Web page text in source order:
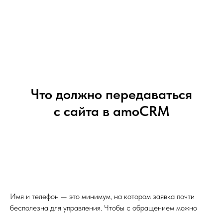
Что должно передаваться
с сайта в amoCRM
Имя и телефон — это минимум, на котором заявка почти
бесполезна для управления. Чтобы с обращением можно